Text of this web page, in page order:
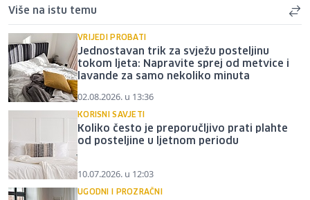
Više na istu temu
VRIJEDI PROBATI
Jednostavan trik za svježu posteljinu
tokom ljeta: Napravite sprej od metvice i
lavande za samo nekoliko minuta
02.08.2026. u 13:36
KORISNI SAVJETI
Koliko često je preporučljivo prati plahte
od posteljine u ljetnom periodu
10.07.2026. u 12:03
UGODNI I PROZRAČNI